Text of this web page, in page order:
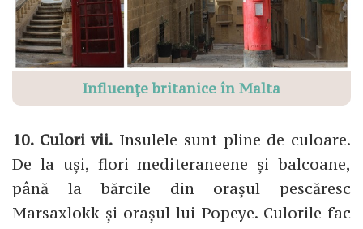
Influențe britanice în Malta
10. Culori vii. Insulele sunt pline de culoare.
De la uși, flori mediteraneene și balcoane,
până la bărcile din orașul pescăresc
Marsaxlokk și orașul lui Popeye. Culorile fac